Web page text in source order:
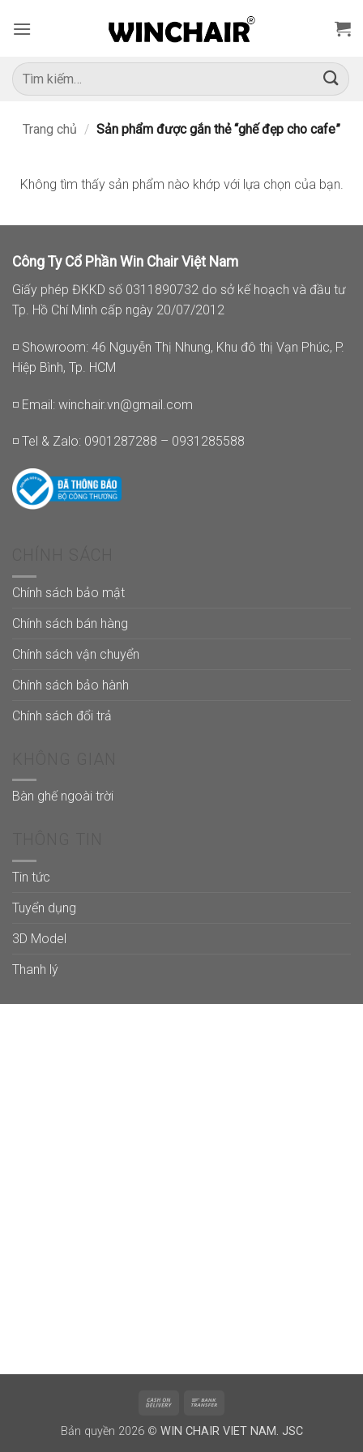
qua
dung
Tìm
kiếm:
Trang chủ / Sản phẩm được gắn thẻ “ghế đẹp cho cafe”
Không tìm thấy sản phẩm nào khớp với lựa chọn của bạn.
Công Ty Cổ Phần Win Chair Việt Nam
Giấy phép ĐKKD số 0311890732 do sở kế hoạch và đầu tư
Tp. Hồ Chí Minh cấp ngày 20/07/2012
◽ Showroom: 46 Nguyễn Thị Nhung, Khu đô thị Vạn Phúc, P.
Hiệp Bình, Tp. HCM
◽ Email: winchair.vn@gmail.com
◽ Tel & Zalo: 0901287288 – 0931285588
Chính sách bảo mật
Chính sách bán hàng
Chính sách vận chuyển
Chính sách bảo hành
Chính sách đổi trả
Bàn ghế ngoài trời
Tin tức
Tuyển dụng
3D Model
Thanh lý
Cash
Delivery
Bản quyền 2026 © WIN CHAIR VIET NAM. JSC